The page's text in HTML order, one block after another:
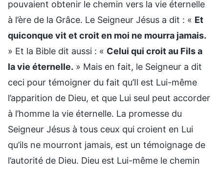
pouvaient obtenir le chemin vers la vie éternelle
à l’ère de la Grâce. Le Seigneur Jésus a dit : « Et
quiconque vit et croit en moi ne mourra jamais.
» Et la Bible dit aussi : « Celui qui croit au Fils a
la vie éternelle. » Mais en fait, le Seigneur a dit
ceci pour témoigner du fait qu’Il est Lui-même
l’apparition de Dieu, et que Lui seul peut accorder
à l’homme la vie éternelle. La promesse du
Seigneur Jésus à tous ceux qui croient en Lui
qu’ils ne mourront jamais, est un témoignage de
l’autorité de Dieu. Dieu est Lui-même le chemin